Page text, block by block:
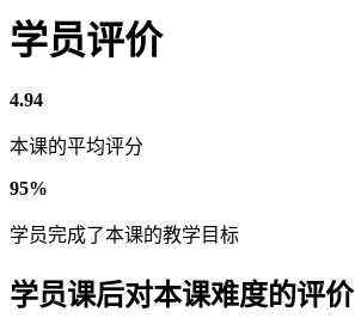
学员评价
4.94
本课的平均评分
95%
学员完成了本课的教学目标
学员课后对本课难度的评价